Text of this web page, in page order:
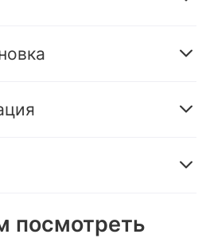
посмотреть